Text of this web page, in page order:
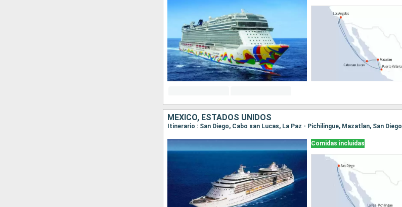
MÉXICO, ESTADOS UNIDOS
Itinerario : San Diego, Cabo san Lucas, La Paz - Pichilingue, Mazatlan, San Diego
Comidas incluidas